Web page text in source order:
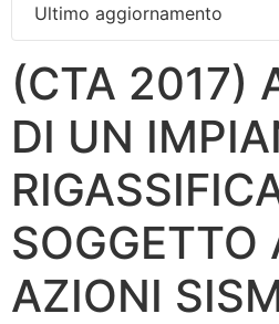
Ultimo aggiornamento
(CTA 2017)
DI UN
SOGGETTO
AZIONI